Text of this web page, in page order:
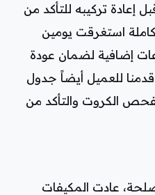
إعادة تركيبه للتأكد من
العملية كاملة استغرقت يومين
إضافية لضمان عودة
للعميل أيضاً جدول
الكروت والتأكد من
عادت المكيفات